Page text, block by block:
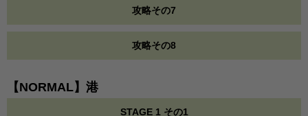
攻略その7
攻略その8
【NORMAL】港
STAGE 1 その1